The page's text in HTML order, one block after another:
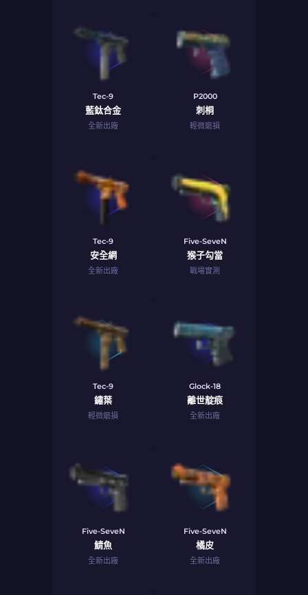
Tec-9
藍鈦合金
全新出廠
P2000
刺桐
輕微磨損
Tec-9
安全網
全新出廠
Five-SeveN
猴子勾當
戰場實測
Tec-9
鏽葉
輕微磨損
Glock-18
離世靛痕
全新出廠
Five-SeveN
鯖魚
全新出廠
Five-SeveN
橘皮
全新出廠